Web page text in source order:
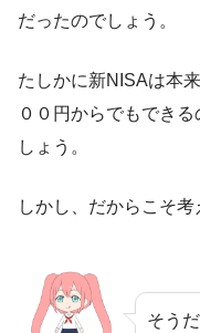
だったのでしょう。
たしかに新NISAは本
００円からでもでき
しょう。
しかし、だからこそ考
そう